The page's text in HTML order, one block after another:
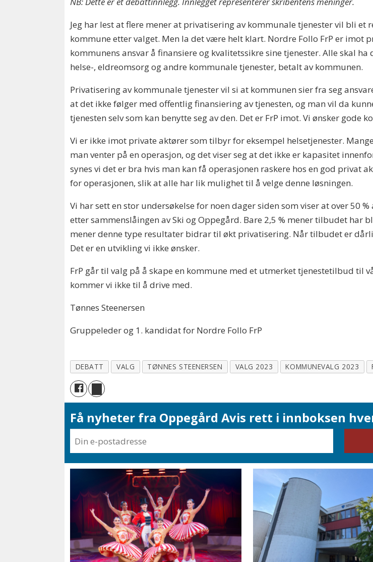
Jeg har lest at flere mener at privatisering av kommunale tjenester vil bli
kommune etter valget. Men la det være helt klart. Nordre Follo FrP er imot
kommunens ansvar å finansiere og kvalitetssikre sine tjenester. Alle skal
helse-, eldreomsorg og andre kommunale tjenester, betalt av kommunen.
Privatisering av kommunale tjenester vil si at kommunen sier fra seg
at det ikke følger med offentlig finansiering av tjenesten, og man vil da
tjenesten selv som kan benytte seg av den. Det er FrP imot. Vi ønsker gode
Vi er ikke imot private aktører som tilbyr for eksempel helsetjenester.
man venter på en operasjon, og det viser seg at det ikke er kapasitet
synes vi det er bra hvis man kan få operasjonen raskere hos en god
for operasjonen, slik at alle har lik mulighet til å velge denne løsningen.
Vi har sett en stor undersøkelse for noen dager siden som viser at over 50
etter sammenslåingen av Ski og Oppegård. Bare 2,5 % mener tilbudet har
mener denne type resultater bidrar til økt privatisering. Når tilbudet er
Det er en utvikling vi ikke ønsker.
FrP går til valg på å skape en kommune med et utmerket tjenestetilbud til
kommer vi ikke til å drive med.
Tønnes Steenersen
Gruppeleder og 1. kandidat for Nordre Follo FrP
DEBATT VALG TØNNES STEENERSEN VALG 2023 KOMMUNEVALG 2023
Få nyheter fra Oppegård Avis rett i innboksen